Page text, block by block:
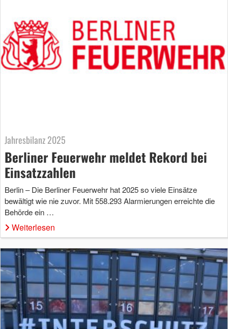
Jahresbilanz 2025
Berliner Feuerwehr meldet Rekord bei
Einsatzzahlen
Berlin – Die Berliner Feuerwehr hat 2025 so viele Einsätze
bewältigt wie nie zuvor. Mit 558.293 Alarmierungen erreichte die
Behörde ein …
Weiterlesen